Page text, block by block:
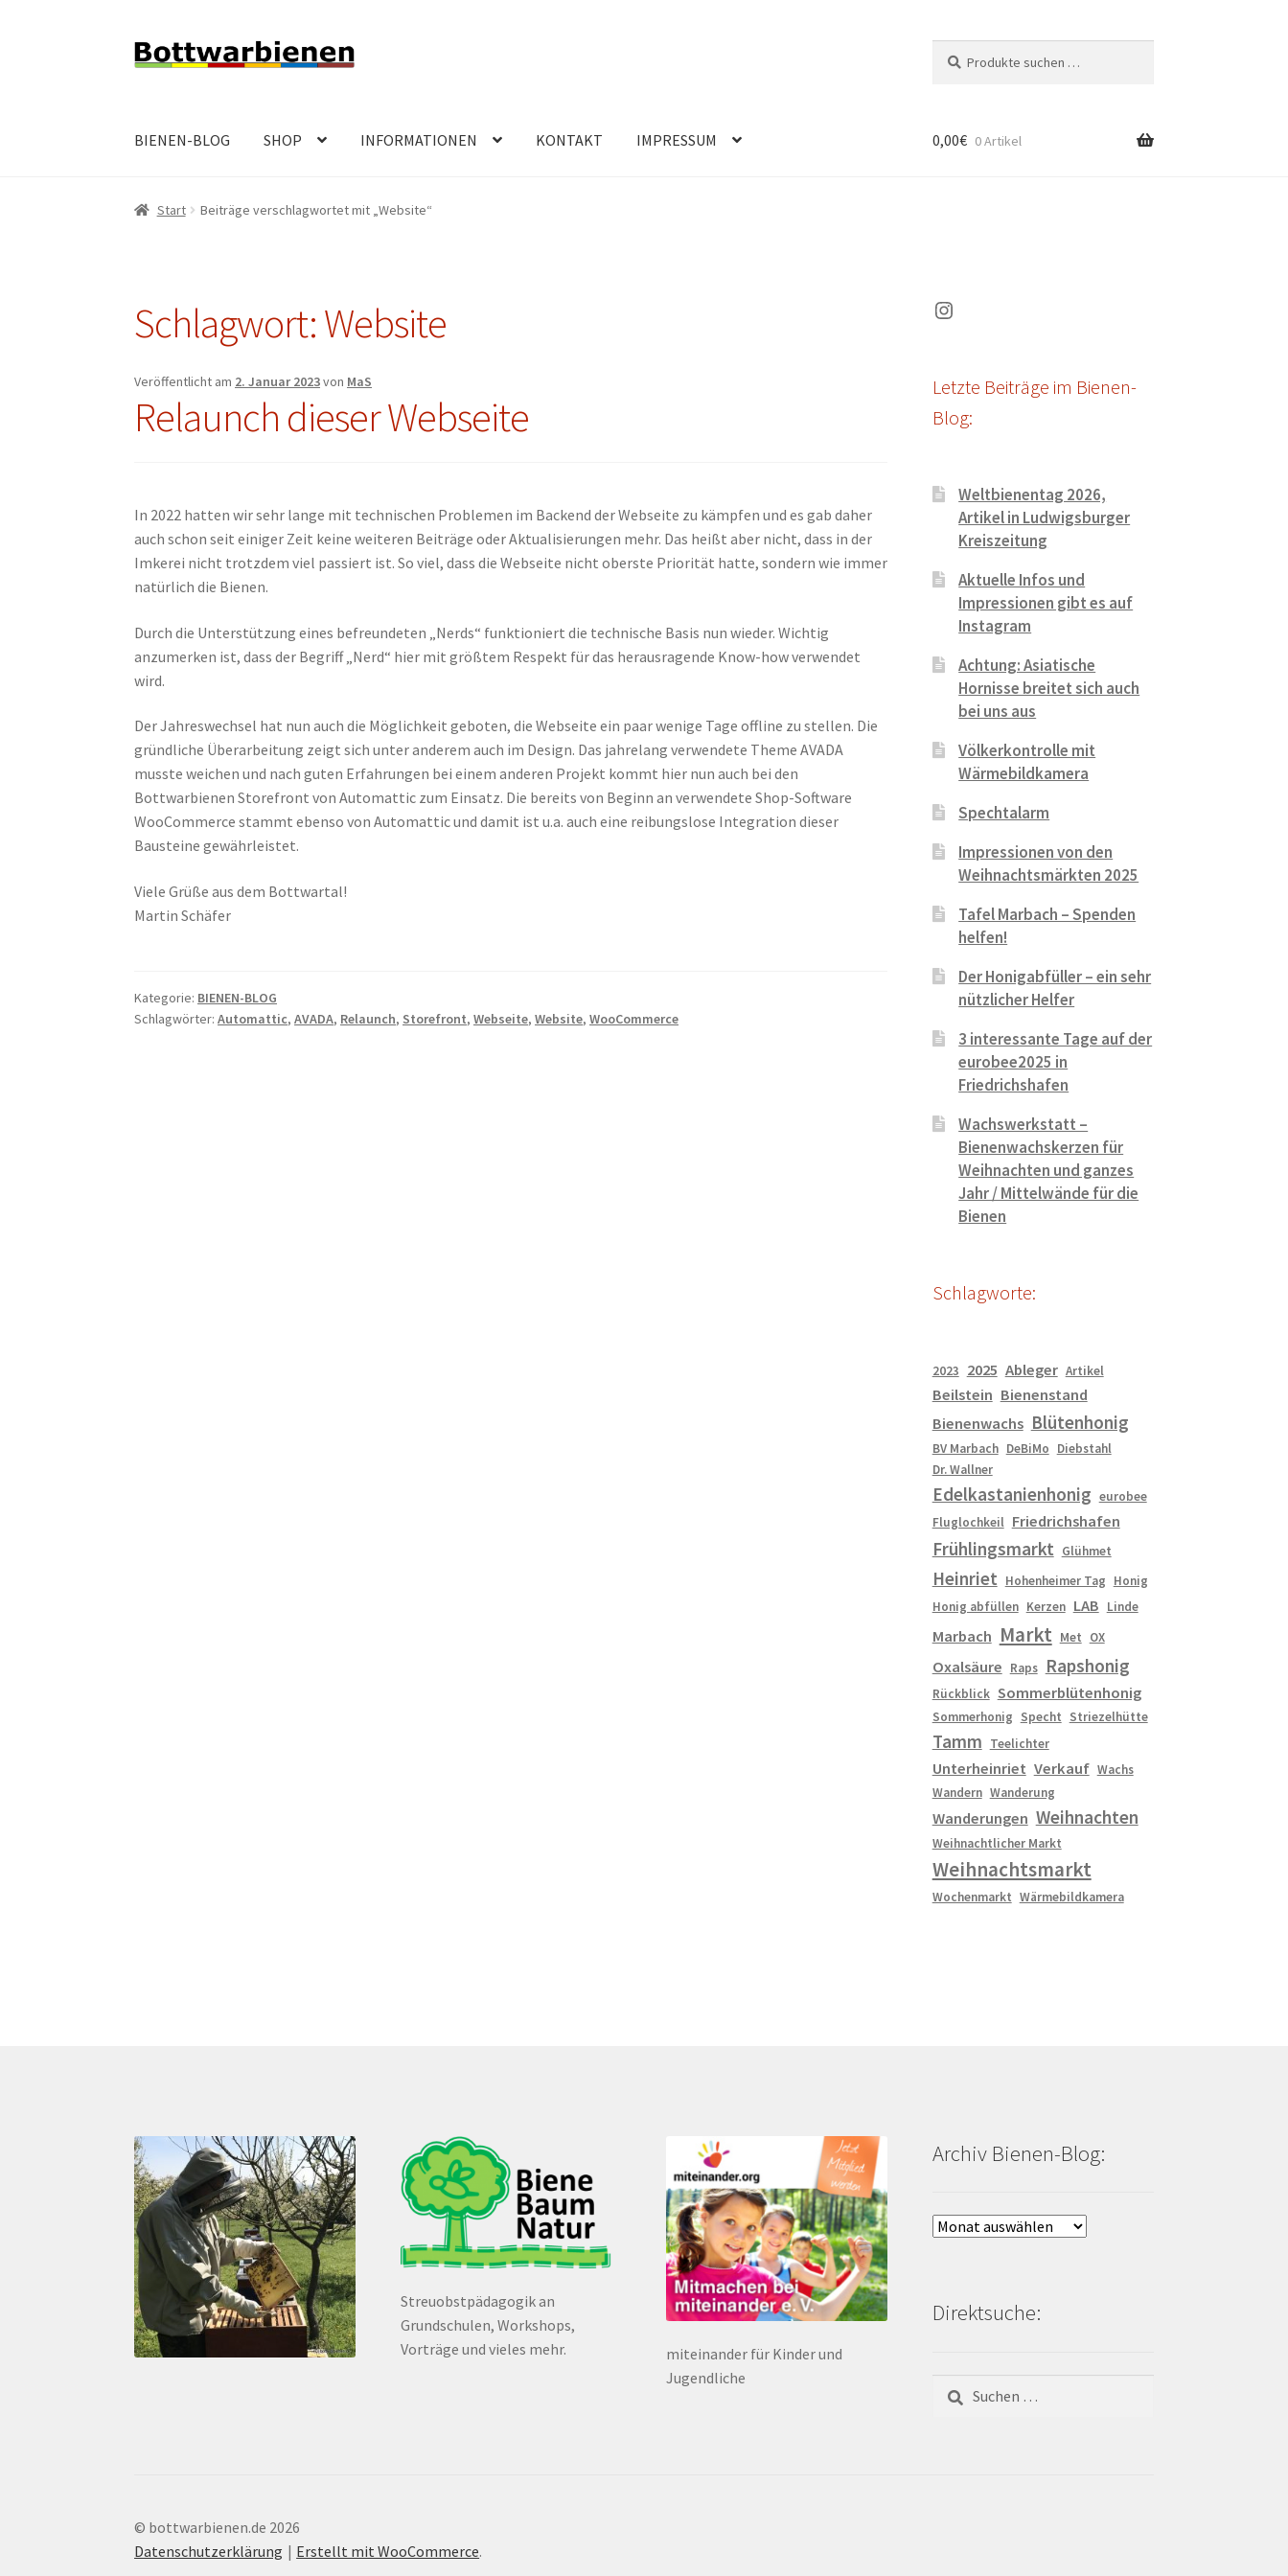
Zur
Navigation
Zum
Inhalt
nach:
BIENEN-BLOG SHOP INFORMATIONEN KONTAKT IMPRESSUM 0,00€ 0 Artikel
Start Beiträge verschlagwortet mit „Website“
Schlagwort:Website
Veröffentlicht am 2. Januar 2023von MaS
Relaunch dieser Webseite
In 2022 hatten wir sehr lange mit technischen Problemen im Backend der Webseite zu kämpfen und es gab daher
auch schon seit einiger Zeit keine weiteren Beiträge oder Aktualisierungen mehr. Das heißt aber nicht, dass in der
Imkerei nicht trotzdem viel passiert ist. So viel, dass die Webseite nicht oberste Priorität hatte, sondern wie immer
natürlich die Bienen.
Durch die Unterstützung eines befreundeten „Nerds“ funktioniert die technische Basis nun wieder. Wichtig
anzumerken ist, dass der Begriff „Nerd“ hier mit größtem Respekt für das herausragende Know-how verwendet
wird.
Der Jahreswechsel hat nun auch die Möglichkeit geboten, die Webseite ein paar wenige Tage offline zu stellen. Die
gründliche Überarbeitung zeigt sich unter anderem auch im Design. Das jahrelang verwendete Theme AVADA
musste weichen und nach guten Erfahrungen bei einem anderen Projekt kommt hier nun auch bei den
Bottwarbienen Storefront von Automattic zum Einsatz. Die bereits von Beginn an verwendete Shop-Software
WooCommerce stammt ebenso von Automattic und damit ist u.a. auch eine reibungslose Integration dieser
Bausteine gewährleistet.
Viele Grüße aus dem Bottwartal!
Martin Schäfer
Kategorie: BIENEN-BLOG
Schlagwörter:Automattic,AVADA, Relaunch, Storefront,Webseite,Website,WooCommerce
Instagram
Letzte Beiträge im Bienen-
Blog:
Weltbienentag 2026,
Artikel in Ludwigsburger
Kreiszeitung
Aktuelle Infos und
Impressionen gibt es auf
Instagram
Achtung: Asiatische
Hornisse breitet sich auch
bei uns aus
Völkerkontrolle mit
Wärmebildkamera
Spechtalarm
Impressionen von den
Weihnachtsmärkten 2025
Tafel Marbach – Spenden
helfen!
Der Honigabfüller – ein sehr
nützlicher Helfer
3 interessante Tage auf der
eurobee2025 in
Friedrichshafen
Wachswerkstatt –
Bienenwachskerzen für
Weihnachten und ganzes
Jahr / Mittelwände für die
Bienen
Schlagworte:
2023 2025 Ableger Artikel
Beilstein Bienenstand
Bienenwachs Blütenhonig
BV Marbach DeBiMo Diebstahl
Dr. Wallner
Edelkastanienhonig eurobee
Fluglochkeil Friedrichshafen
Frühlingsmarkt Glühmet
Heinriet Hohenheimer Tag Honig
Honig abfüllen Kerzen LAB Linde
Marbach Markt Met OX
Oxalsäure Raps Rapshonig
Rückblick Sommerblütenhonig
Sommerhonig Specht Striezelhütte
Tamm Teelichter
Unterheinriet Verkauf Wachs
Wandern Wanderung
Wanderungen Weihnachten
Weihnachtlicher Markt
Weihnachtsmarkt
Wochenmarkt Wärmebildkamera
Streuobstpädagogik an
Grundschulen, Workshops,
Vorträge und vieles mehr.
miteinander für Kinder und
Jugendliche
Archiv Bienen-Blog:
Archiv
Direktsuche:
nach:
© bottwarbienen.de 2026
Datenschutzerklärung
Erstellt mit WooCommerce.